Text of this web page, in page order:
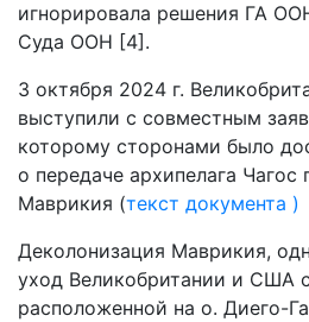
игнорировала решения ГА
Суда ООН [4].
3 октября 2024 г.
выступили с совместным
которому сторонами было
о передаче архипелага Чагос
Маврикия (текст документа )
Деколонизация Маврикия,
уход Великобритании и США
расположенной на о. Диего-